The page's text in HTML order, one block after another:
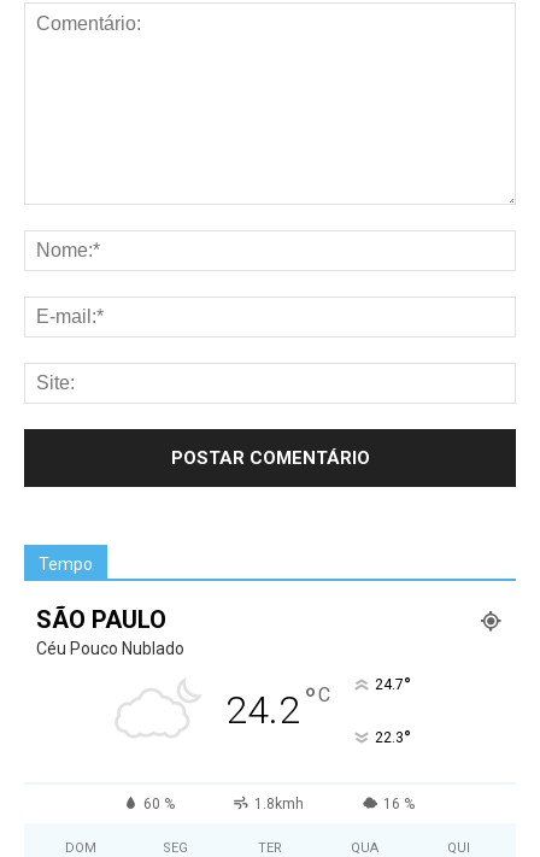
Tempo
SÃO PAULO
Céu Pouco Nublado
24.2°C 24.7°
22.3°
60 % 1.8kmh 16 %
DOM SEG TER QUA QUI